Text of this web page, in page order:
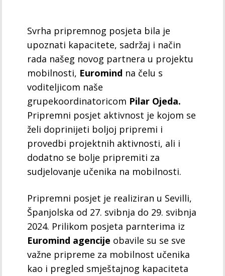
Svrha pripremnog posjeta bila je
upoznati kapacitete, sadržaj i način
rada našeg novog partnera u projektu
mobilnosti, Euromind na čelu s
voditeljicom naše
grupekoordinatoricom Pilar Ojeda.
Pripremni posjet aktivnost je kojom se
želi doprinijeti boljoj pripremi i
provedbi projektnih aktivnosti, ali i
dodatno se bolje pripremiti za
sudjelovanje učenika na mobilnosti.
Pripremni posjet je realiziran u Sevilli,
Španjolska od 27. svibnja do 29. svibnja
2024. Prilikom posjeta parnterima iz
Euromind agencije obavile su se sve
važne pripreme za mobilnost učenika
kao i pregled smještajnog kapaciteta